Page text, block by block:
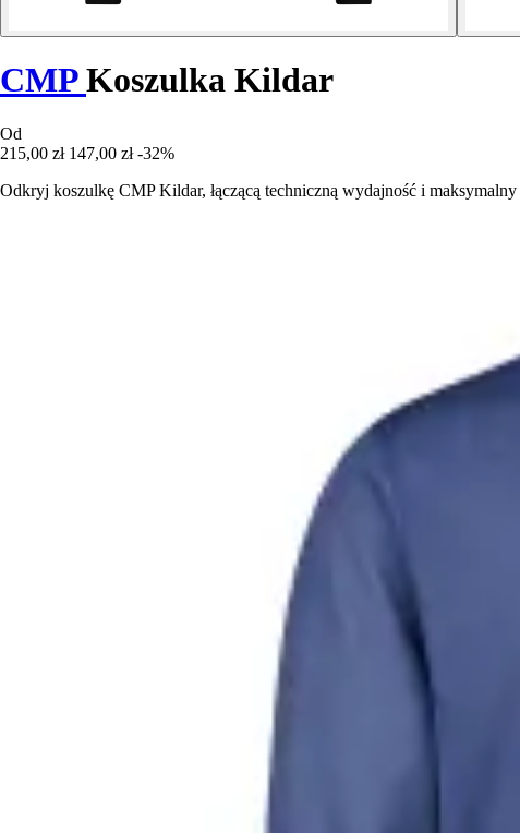
CMPKoszulka Kildar
Od
215,00 zł 147,00 zł -32%
Odkryj koszulkę CMP Kildar, łączącą techniczną wydajność i